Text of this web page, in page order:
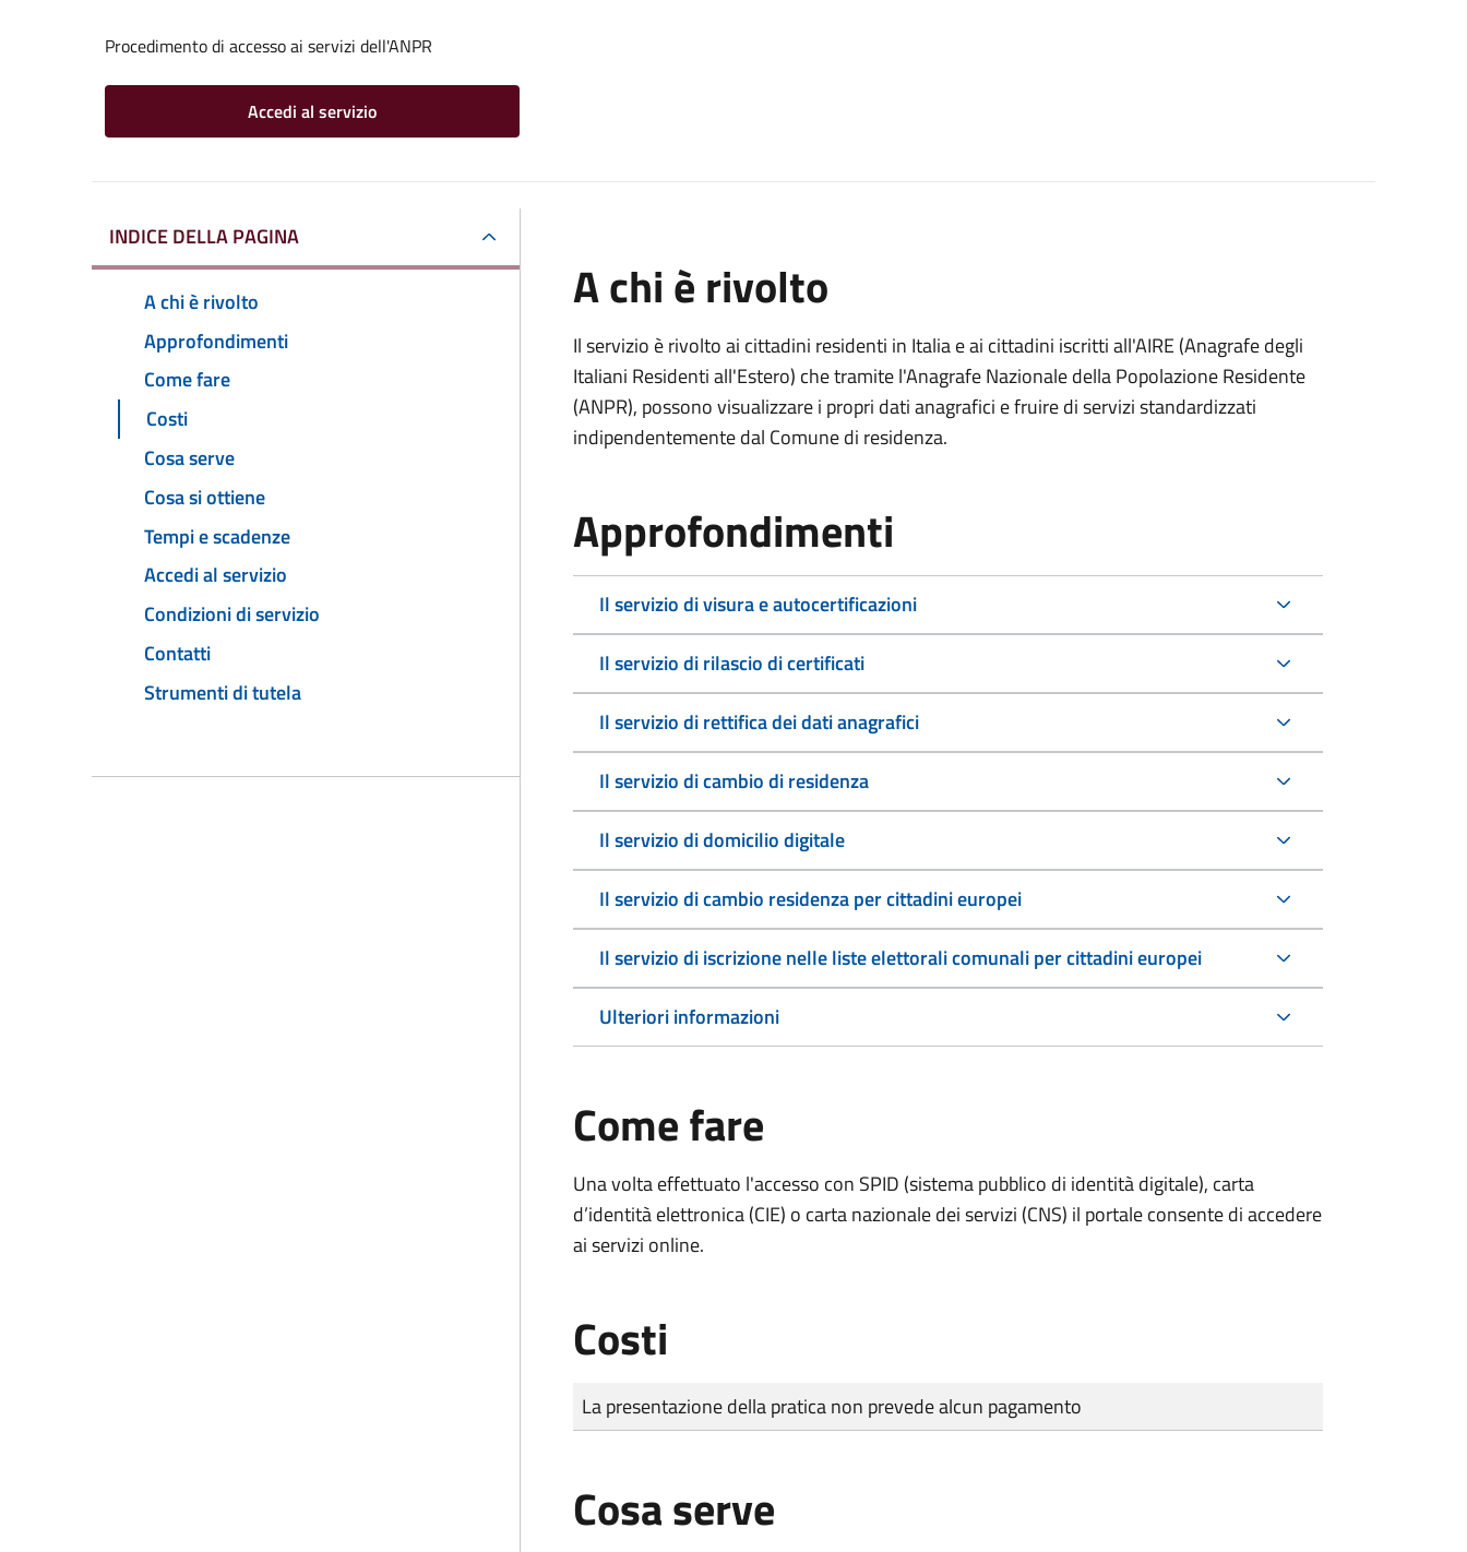
Procedimento di accesso ai servizi dell'ANPR
Accedi al servizio
INDICE DELLA PAGINA
A chi è rivolto
Approfondimenti
Come fare
Costi
Cosa serve
Cosa si ottiene
Tempi e scadenze
Accedi al servizio
Condizioni di servizio
Contatti
Strumenti di tutela
A chi è rivolto
Il servizio è rivolto ai cittadini residenti in Italia e ai cittadini iscritti all'AIRE (Anagrafe degli
Italiani Residenti all'Estero) che tramite l'Anagrafe Nazionale della Popolazione Residente
(ANPR), possono visualizzare i propri dati anagrafici e fruire di servizi standardizzati
indipendentemente dal Comune di residenza.
Approfondimenti
Il servizio di visura e autocertificazioni
Il servizio di rilascio di certificati
Il servizio di rettifica dei dati anagrafici
Il servizio di cambio di residenza
Il servizio di domicilio digitale
Il servizio di cambio residenza per cittadini europei
Il servizio di iscrizione nelle liste elettorali comunali per cittadini europei
Ulteriori informazioni
Come fare
Una volta effettuato l'accesso con SPID (sistema pubblico di identità digitale), carta
d’identità elettronica (CIE) o carta nazionale dei servizi (CNS) il portale consente di accedere
ai servizi online.
Costi
Tipo di pagamento
Importo
La presentazione della pratica non prevede alcun pagamento
Cosa serve